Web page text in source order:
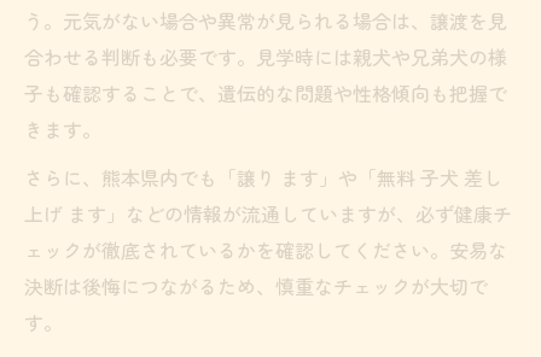
う。元気がない場合や異常が見られる場合は、譲渡を見
合わせる判断も必要です。見学時には親犬や兄弟犬の様
子も確認することで、遺伝的な問題や性格傾向も把握で
きます。
さらに、熊本県内でも「譲り ます」や「無料 子犬 差し
上げ ます」などの情報が流通していますが、必ず健康チ
ェックが徹底されているかを確認してください。安易な
決断は後悔につながるため、慎重なチェックが大切で
す。